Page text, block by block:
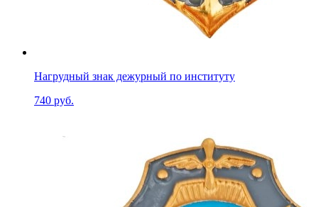
Нагрудный знак дежурный по институту
740 руб.